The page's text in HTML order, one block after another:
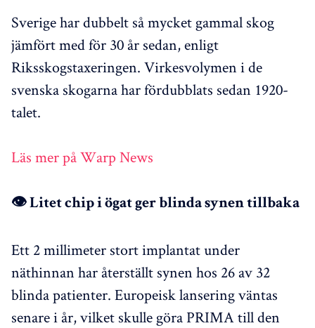
Sverige har dubbelt så mycket gammal skog
jämfört med för 30 år sedan, enligt
Riksskogstaxeringen. Virkesvolymen i de
svenska skogarna har fördubblats sedan 1920-
talet.
Läs mer på Warp News
👁️ Litet chip i ögat ger blinda synen tillbaka
Ett 2 millimeter stort implantat under
näthinnan har återställt synen hos 26 av 32
blinda patienter. Europeisk lansering väntas
senare i år, vilket skulle göra PRIMA till den